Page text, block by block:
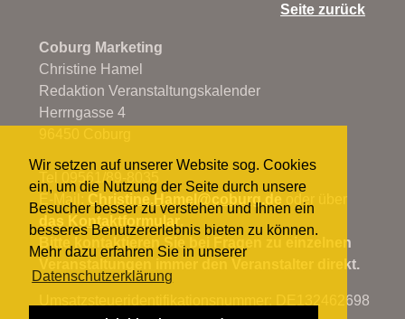
Wir setzen auf unserer Website sog. Cookies
ein, um die Nutzung der Seite durch unsere
Besucher besser zu verstehen und Ihnen ein
besseres Benutzererlebnis bieten zu können.
Mehr dazu erfahren Sie in unserer
Datenschutzerklärung
Seite zurück
Coburg Marketing
Christine Hamel
Redaktion Veranstaltungskalender
Herrngasse 4
Tel 09561/89-8035
E-Mail: Christine.Hamel@coburg.de oder über
das Kontaktformular
Bitte kontaktieren Sie bei Fragen zu einzelnen
Veranstaltungen immer den Veranstalter direkt.
Umsatzsteueridentifikationsnummer: DE132462698